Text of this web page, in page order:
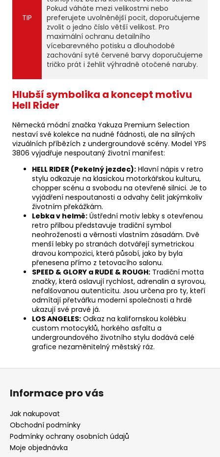
TIP
Pokud váháte mezi velikostmi nebo
preferujete uvolněnější pocit, doporučujeme
zvolit o jedno číslo větší velikost. Pro
maximální ochranu detailního
vícebarevného potisku a dlouhodobé
zachování syté červené barvy doporučujeme
tričko prát i žehlit výhradně otočené naruby.
Hlubší symbolika a koncept motivu
Hell Rider
Německá módní značka Yakuza Premium Selection
nestaví své kolekce na nudné fádnosti, ale na silných
vizuálních příbězích z undergroundové scény. Model YPS
3806 vyjadřuje nespoutaný životní manifest:
HELL RIDER (Pekelný jezdec): Hlavní nápis v retro
stylu odkazuje na klasickou motorkářskou kulturu,
chopper scénu a svobodu na otevřené silnici. Je to
vyjádření nespoutanosti a odvahy čelit jakýmkoliv
životním překážkám.
Lebka v helmě: Ústřední motiv lebky s otevřenou
retro přilbou představuje tradiční symbol
neohroženosti a věrnosti vlastním zásadám. Dvě
menší lebky po stranách dotvářejí symetrickou
dravou kompozici, která působí, jako by byla
přenesena přímo z tetovacího salonu.
SPEED & GLORY a RUDE & ROUGH: Tradiční motta
značky, která oslavují rychlost, adrenalin a syrovou,
nefalšovanou autenticitu. Jsou určena pro ty, kteří
odmítají přetvářku moderní společnosti a hrdě
ukazují své pravé já.
LOS ANGELES: Odkaz na kalifornskou kolébku
custom motocyklů, horkého asfaltu a
undergroundového životního stylu dodává celé
grafice nezaměnitelný městský ráz.
Informace pro vás
Jak nakupovat
Obchodní podmínky
Podmínky ochrany osobních údajů
Moje objednávka